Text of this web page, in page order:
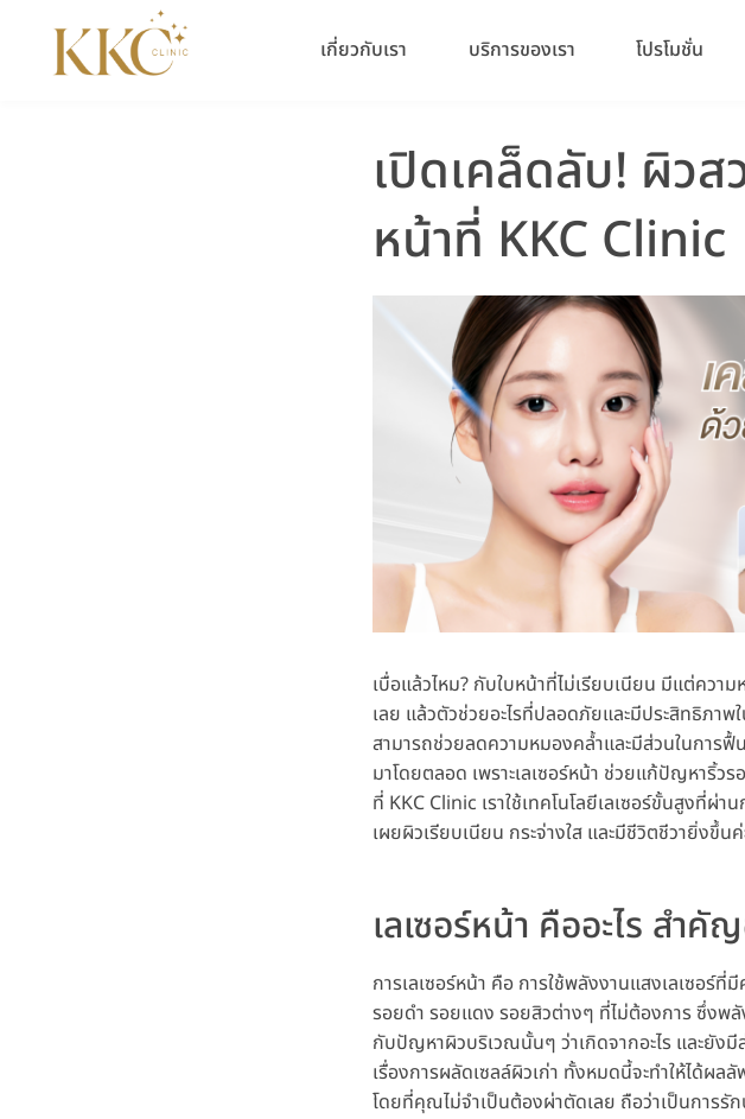
content
เกี่ยวกับเรา บริการของเรา โปรโมชั่น
เปิดเคล็ดลับ! ผิวส
หน้าที่ KKC Clinic
เบื่อแล้วไหม? กับใบหน้าที่ไม่เรียบเนียน มีแต่ควา
เลย แล้วตัวช่วยอะไรที่ปลอดภัยและมีประสิทธิภา
สามารถช่วยลดความหมองคล้ำและมีส่วนในการ
มาโดยตลอด เพราะเลเซอร์หน้า ช่วยแก้ปัญหาริ้ว
ที่ KKC Clinic เราใช้เทคโนโลยีเลเซอร์ขั้นสูงที่
เผยผิวเรียบเนียน กระจ่างใส และมีชีวิตชีวายิ่งขึ้นค่
เลเซอร์หน้า คืออะไร สำคั
การเลเซอร์หน้า คือ การใช้พลังงานแสงเลเซอร์
รอยดำ รอยแดง รอยสิวต่างๆ ที่ไม่ต้องการ ซึ่งพ
กับปัญหาผิวบริเวณนั้นๆ ว่าเกิดจากอะไร และยัง
เรื่องการผลัดเซลล์ผิวเก่า ทั้งหมดนี้จะทำให้ได้ผ
โดยที่คุณไม่จำเป็นต้องผ่าตัดเลย ถือว่าเป็นการรั